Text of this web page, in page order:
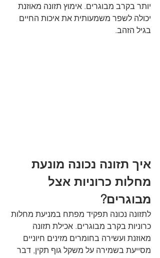
יותר בקרב מבוגרים. אימוץ תזונה מאוזנת
יכולה לשפר משמעותית את איכות החיים
בגיל הזהב.
איך תזונה נכונה מונעת
מחלות כרוניות אצל
מבוגרים?
לתזונה נכונה תפקיד מפתח במניעת מחלות
כרוניות בקרב מבוגרים. אכילת תזונה
מאוזנת ועשירה בחומרים מזינים חיוניים
מסייעת בשמירה על משקל גוף תקין, דבר